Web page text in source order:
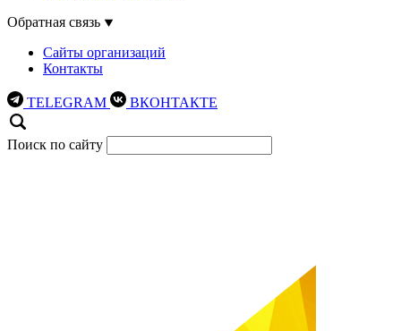
Обратная связь
Сайты организаций
Контакты
TELEGRAM ВКОНТАКТЕ
Поиск по сайту